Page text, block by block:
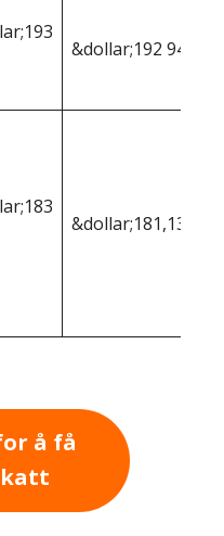
&dollar;192 948
&dollar;181,138
å få